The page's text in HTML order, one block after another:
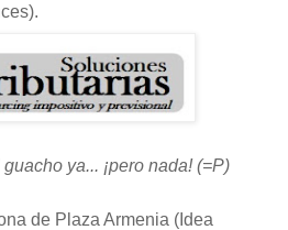
ya... ¡pero nada! (=P)
de Plaza Armenia (Idea